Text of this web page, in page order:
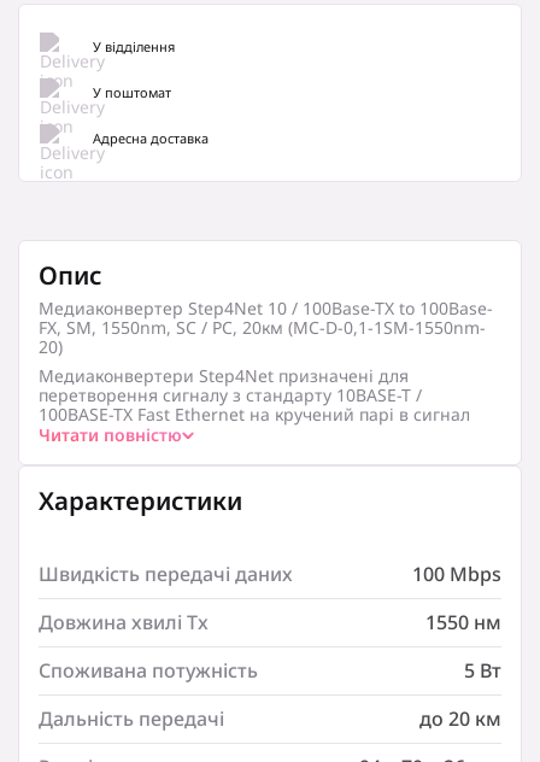
У відділення
У поштомат
Адресна доставка
Опис
Медиаконвертер Step4Net 10 / 100Base-TX to 100Base-
FX, SM, 1550nm, SC / PC, 20км (MC-D-0,1-1SM-1550nm-
20)
Медиаконвертери Step4Net призначені для
перетворення сигналу з стандарту 10BASE-T /
100BASE-TX Fast Ethernet на кручений парі в сигнал
стандарту 100BASE-FX Fast Ethernet по одномодовому
Step4Net дозволяють одночасно передавати і
отримувати сигнали на довжинах хвиль 1310 нм і
Кожен медіаконвертер оснащений 1 портом RJ-45 для
витої пари і 1 портом для оптичного кабелю (SC-
конектор) і може використовуватися, як окремий
пристрій або встановлюватися в універсальне 14-
слотове шасі для медиаконвертеров – FoxGate EC-F14 і
Step4Net MC-F14.
Компанія Step4net була заснована командою
професіоналів в сфері телекомунікацій, які знають
реальні потреби і особливості ринку. Саме тому при
Читати повністю
Характеристики
Швидкість передачі даних
100 Mbps
Довжина хвилі Tx
1550 нм
Споживана потужність
5 Вт
Дальність передачі
до 20 км